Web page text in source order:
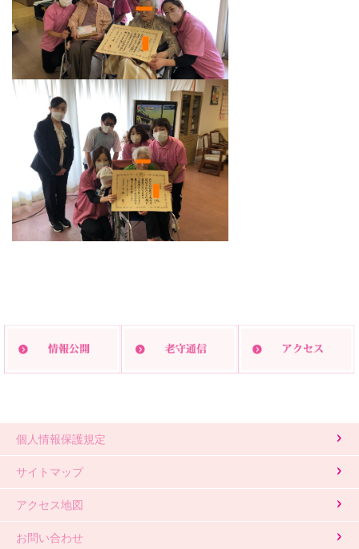
印刷する
個人情報保護規定
サイトマップ
アクセス地図
お問い合わせ